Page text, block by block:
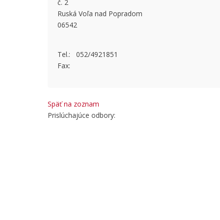
č. 2
Ruská Voľa nad Popradom
06542
Tel.: 052/4921851
Fax:
Späť na zoznam
Prislúchajúce odbory: